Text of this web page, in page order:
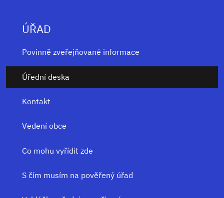
ÚŘAD
Povinně zveřejňované informace
Úřední deska
Kontakt
Vedení obce
Co mohu vyřídit zde
S čím musím na pověřený úřad